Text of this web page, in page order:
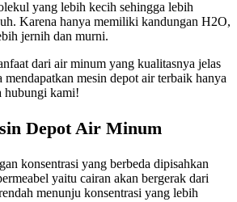
yang lebih kecih sehingga lebih
Karena hanya memiliki kandungan H2O,
jernih dan murni.
dari air minum yang kualitasnya jelas
mesin depot air terbaik hanya
hubungi kami!
Depot Air Minum
konsentrasi yang berbeda dipisahkan
yaitu cairan akan bergerak dari
menunju konsentrasi yang lebih